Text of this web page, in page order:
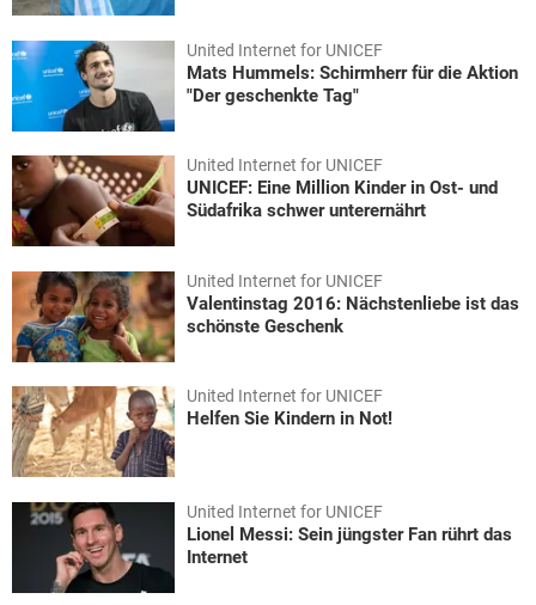
United Internet for UNICEF
Mats Hummels: Schirmherr für die Aktion
"Der geschenkte Tag"
United Internet for UNICEF
UNICEF: Eine Million Kinder in Ost- und
Südafrika schwer unterernährt
United Internet for UNICEF
Valentinstag 2016: Nächstenliebe ist das
schönste Geschenk
United Internet for UNICEF
Helfen Sie Kindern in Not!
United Internet for UNICEF
Lionel Messi: Sein jüngster Fan rührt das
Internet